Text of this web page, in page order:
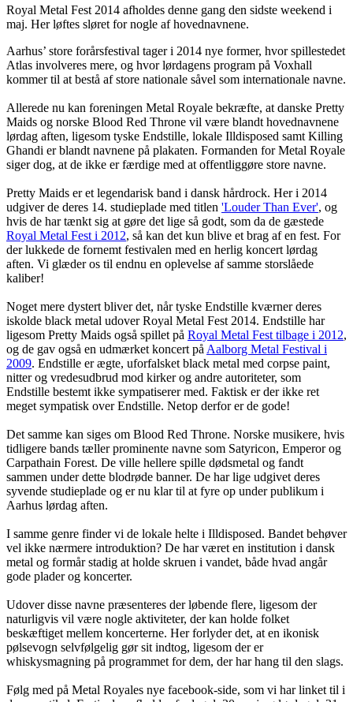
Royal Metal Fest 2014 afholdes denne gang den sidste weekend i
maj. Her løftes sløret for nogle af hovednavnene.
Aarhus’ store forårsfestival tager i 2014 nye former, hvor spillestedet
Atlas involveres mere, og hvor lørdagens program på Voxhall
kommer til at bestå af store nationale såvel som internationale navne.
Allerede nu kan foreningen Metal Royale bekræfte, at danske Pretty
Maids og norske Blood Red Throne vil være blandt hovednavnene
lørdag aften, ligesom tyske Endstille, lokale Illdisposed samt Killing
Ghandi er blandt navnene på plakaten. Formanden for Metal Royale
siger dog, at de ikke er færdige med at offentliggøre store navne.
Pretty Maids er et legendarisk band i dansk hårdrock. Her i 2014
udgiver de deres 14. studieplade med titlen 'Louder Than Ever', og
hvis de har tænkt sig at gøre det lige så godt, som da de gæstede
Royal Metal Fest i 2012, så kan det kun blive et brag af en fest. For
der lukkede de fornemt festivalen med en herlig koncert lørdag
aften. Vi glæder os til endnu en oplevelse af samme storslåede
kaliber!
Noget mere dystert bliver det, når tyske Endstille kværner deres
iskolde black metal udover Royal Metal Fest 2014. Endstille har
ligesom Pretty Maids også spillet på Royal Metal Fest tilbage i 2012,
og de gav også en udmærket koncert på Aalborg Metal Festival i
2009. Endstille er ægte, uforfalsket black metal med corpse paint,
nitter og vredesudbrud mod kirker og andre autoriteter, som
Endstille bestemt ikke sympatiserer med. Faktisk er der ikke ret
meget sympatisk over Endstille. Netop derfor er de gode!
Det samme kan siges om Blood Red Throne. Norske musikere, hvis
tidligere bands tæller prominente navne som Satyricon, Emperor og
Carpathain Forest. De ville hellere spille dødsmetal og fandt
sammen under dette blodrøde banner. De har lige udgivet deres
syvende studieplade og er nu klar til at fyre op under publikum i
Aarhus lørdag aften.
I samme genre finder vi de lokale helte i Illdisposed. Bandet behøver
vel ikke nærmere introduktion? De har været en institution i dansk
metal og formår stadig at holde skruen i vandet, både hvad angår
gode plader og koncerter.
Udover disse navne præsenteres der løbende flere, ligesom der
naturligvis vil være nogle aktiviteter, der kan holde folket
beskæftiget mellem koncerterne. Her forlyder det, at en ikonisk
pølsevogn selvfølgelig gør sit indtog, ligesom der er
whiskysmagning på programmet for dem, der har hang til den slags.
Følg med på Metal Royales nye facebook-side, som vi har linket til i